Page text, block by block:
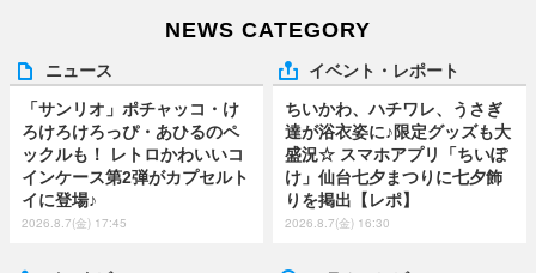
NEWS CATEGORY
ニュース
「サンリオ」ポチャッコ・け
ろけろけろっぴ・あひるのペ
ックルも！ レトロかわいいコ
インケース第2弾がカプセルト
イに登場♪
2026.8.7(金) 17:45
イベント・レポート
ちいかわ、ハチワレ、うさぎ
達が浴衣姿に♪限定グッズも大
盛況☆ スマホアプリ「ちいぽ
け」仙台七夕まつりに七夕飾
りを掲出【レポ】
2026.8.7(金) 16:30